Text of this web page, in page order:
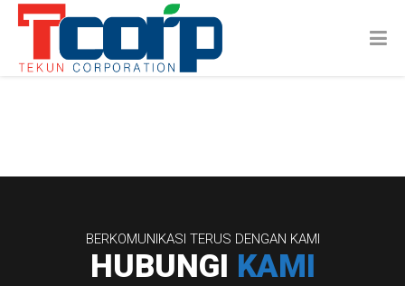
BERKOMUNIKASI TERUS DENGAN KAMI
HUBUNGI KAMI